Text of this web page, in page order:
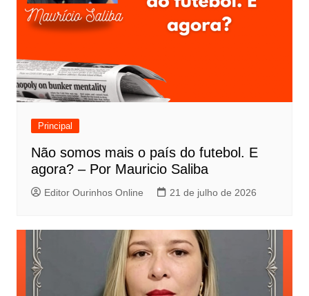
Principal
Não somos mais o país do futebol. E
agora? – Por Mauricio Saliba
Editor Ourinhos Online 21 de julho de 2026